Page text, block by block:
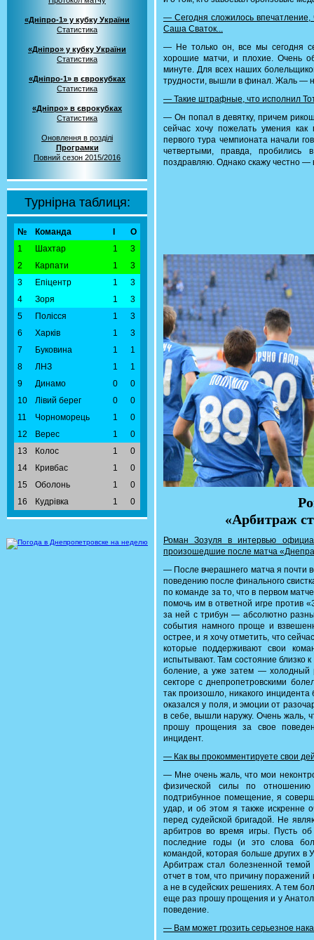
«Дніпро-1» у кубку України
Статистика
«Дніпро» у кубку України
Статистика
«Дніпро-1» в єврокубках
Статистика
«Дніпро» в єврокубках
Статистика
Оновлення в розділі
Програмки
Повний сезон 2015/2016
Турнірна таблиця:
№ Команда
О
1
Шахтар 1
3
2
Карпати 1
3
3
Епіцентр 1
3
4
Зоря 1
3
5
Полісся 1
3
6
Харків 1
3
7
Буковина 1
1
8
ЛНЗ 1
1
9
Динамо 0
0
10
Лівий берег 0
0
11
Чорноморець 1
0
12
Верес 1
0
13
Колос 1
0
14
Кривбас 1
0
15
Оболонь 1
0
16
Кудрівка 1 0
— Сегодня сложилось
Саша Сваток...
— Не только он, все мы сегодня
хорошие матчи, и плохие. Очень
минуте. Для всех наших
трудности, вышли в финал. Жаль —
— Такие штрафные, что исполнил
— Он попал в девятку, причем
сейчас хочу пожелать умения
первого тура чемпионата начали
четвертыми, правда,
поздравляю. Однако скажу честно
«Арбитраж
Роман Зозуля в интервью
произошедшие после матча
— После вчерашнего матча я почти
поведению после финального
по команде за то, что в первом
помочь им в ответной игре против
за ней с трибун — абсолютно
события намного проще и
острее, и я хочу отметить, что
которые поддерживают свои
испытывают. Там состояние близко
боление, а уже затем — холодный
секторе с днепропетровскими
так произошло, никакого
оказался у поля, и эмоции от
в себе, вышли наружу. Очень жаль,
прошу прощения за свое
инцидент.
— Как вы прокомментируете свои
— Мне очень жаль, что мои
физической силы по
подтрибунное помещение, я
удар, и об этом я также искренне
перед судейской бригадой. Не
арбитров во время игры. Пусть
последние годы (и это слова
командой, которая больше других в
Арбитраж стал болезненной
отчет в том, что причину
а не в судейских решениях. А тем
еще раз прошу прощения и у
поведение.
— Вам может грозить серьезное